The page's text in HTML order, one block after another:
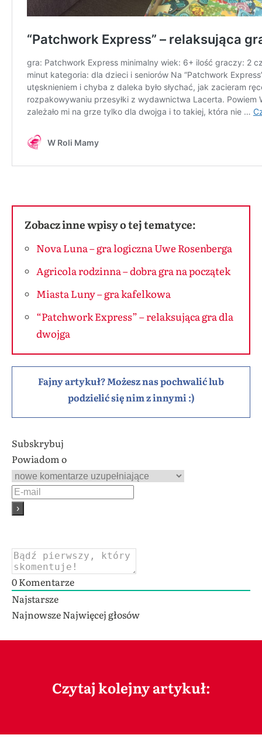
Zobacz inne wpisy o tej tematyce:
Nova Luna – gra logiczna Uwe Rosenberga
Agricola rodzinna – dobra gra na początek
Miasta Luny – gra kafelkowa
“Patchwork Express” – relaksująca gra dla
dwojga
Fajny artykuł? Możesz nas pochwalić lub
podzielić się nim z innymi :)
Subskrybuj
Powiadom o
0Komentarze
Najstarsze
NajnowszeNajwięcej głosów
Czytaj kolejny artykuł: